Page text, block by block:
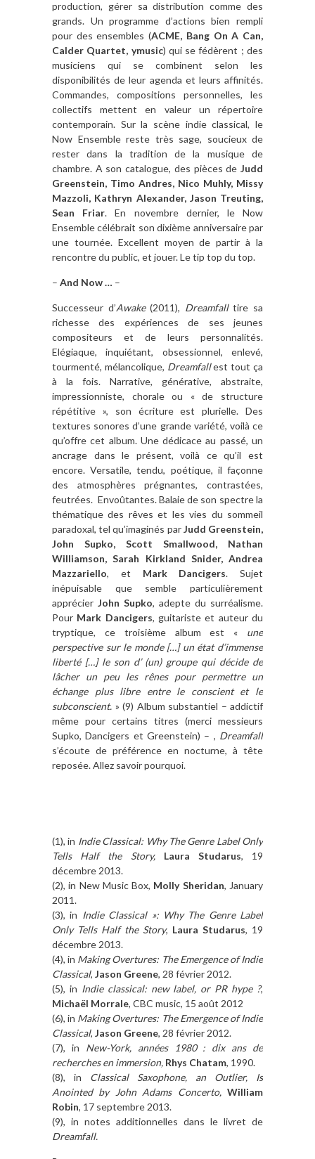
production, gérer sa distribution comme des
grands. Un programme d’actions bien rempli
pour des ensembles (ACME, Bang On A Can,
Calder Quartet, ymusic) qui se fédèrent ; des
musiciens qui se combinent selon les
disponibilités de leur agenda et leurs affinités.
Commandes, compositions personnelles, les
collectifs mettent en valeur un répertoire
contemporain. Sur la scène indie classical, le
Now Ensemble reste très sage, soucieux de
rester dans la tradition de la musique de
chambre. A son catalogue, des pièces de Judd
Greenstein, Timo Andres, Nico Muhly, Missy
Mazzoli, Kathryn Alexander, Jason Treuting,
Sean Friar. En novembre dernier, le Now
Ensemble célébrait son dixième anniversaire par
une tournée. Excellent moyen de partir à la
rencontre du public, et jouer. Le tip top du top.
– And Now … –
Successeur d’Awake(2011), Dreamfalltire sa
richesse des expériences de ses jeunes
compositeurs et de leurs personnalités.
Elégiaque, inquiétant, obsessionnel, enlevé,
tourmenté, mélancolique, Dreamfallest tout ça
à la fois. Narrative, générative, abstraite,
impressionniste, chorale ou « de structure
répétitive », son écriture est plurielle. Des
textures sonores d’une grande variété, voilà ce
qu’offre cet album. Une dédicace au passé, un
ancrage dans le présent, voilà ce qu’il est
encore. Versatile, tendu, poétique, il façonne
des atmosphères prégnantes, contrastées,
feutrées. Envoûtantes. Balaie de son spectre la
thématique des rêves et les vies du sommeil
paradoxal, tel qu’imaginés parJudd Greenstein,
John Supko, Scott Smallwood, Nathan
Williamson, Sarah Kirkland Snider, Andrea
Mazzariello, et Mark Dancigers. Sujet
inépuisable que semble particulièrement
apprécier John Supko, adepte du surréalisme.
Pour Mark Dancigers, guitariste et auteur du
tryptique, ce troisième album est « une
perspective sur le monde […] un état d’immense
liberté […] le son d’ (un) groupe qui décide de
lâcher un peu les rênes pour permettre un
échange plus libre entre le conscient et le
subconscient. » (9) Album substantiel – addictif
même pour certains titres (merci messieurs
Supko, Dancigers et Greenstein) – , Dreamfall
s’écoute de préférence en nocturne, à tête
reposée. Allez savoir pourquoi.
(1), in Indie Classical: Why The Genre Label Only
Tells Half the Story,
Laura Studarus, 19
décembre 2013.
(2), in New Music Box, Molly Sheridan, January
2011.
(3), in Indie Classical »: Why The Genre Label
Only Tells Half the Story, Laura Studarus, 19
décembre 2013.
(4), in Making Overtures: The Emergence of Indie
Classical, Jason Greene, 28 février 2012.
(5), in Indie classical: new label, or PR hype ?,
Michaël Morrale, CBC music, 15 août 2012
(6), in Making Overtures: The Emergence of Indie
Classical, Jason Greene, 28 février 2012.
(7), in New-York, années 1980 : dix ans de
recherches en immersion, Rhys Chatam, 1990.
(8), in Classical Saxophone, an Outlier, Is
Anointed by John Adams Concerto, William
Robin, 17 septembre 2013.
(9), in notes additionnelles dans le livret de
Dreamfall.